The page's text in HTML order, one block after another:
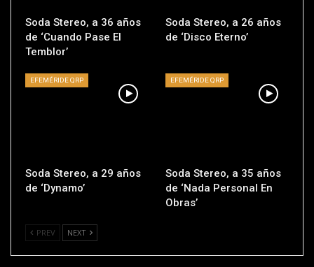
Soda Stereo, a 36 años
de ‘Cuando Pase El
Temblor’
Soda Stereo, a 26 años
de ‘Disco Eterno’
EFEMÉRIDE QRP
Soda Stereo, a 29 años
de ‘Dynamo’
EFEMÉRIDE QRP
Soda Stereo, a 35 años
de ‘Nada Personal En
Obras’
PREV NEXT